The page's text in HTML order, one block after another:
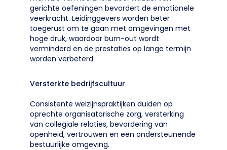
gerichte oefeningen bevordert de emotionele
veerkracht. Leidinggevers worden beter
toegerust om te gaan met omgevingen met
hoge druk, waardoor burn-out wordt
verminderd en de prestaties op lange termijn
worden verbeterd.
Versterkte bedrijfscultuur
Consistente welzijnspraktijken duiden op
oprechte organisatorische zorg, versterking
van collegiale relaties, bevordering van
openheid, vertrouwen en een ondersteunende
bestuurlijke omgeving.